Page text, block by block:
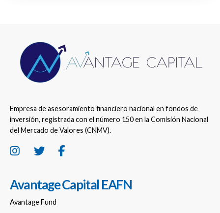
Empresa de asesoramiento financiero nacional en fondos de
inversión, registrada con el número 150 en la Comisión Nacional
del Mercado de Valores (CNMV).
Avantage Capital EAFN
Avantage Fund